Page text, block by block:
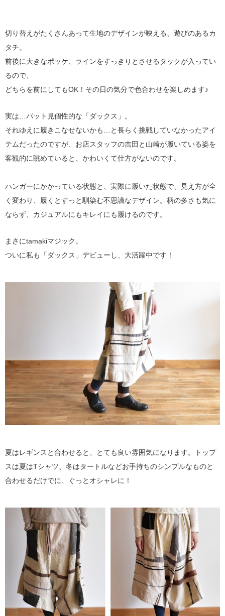
切り替えがたくさんあって生地のデザインが映える、遊びのあるカ
タチ。
前後に大きなポッケ、ラインをすっきりとさせるタックが入ってい
るので、
どちらを前にしてもOK！その日の気分で色合わせを楽しめます♪
実は…パット見個性的な「ダックス」。
それゆえに履きこなせないかも…と長らく挑戦していなかったアイ
テムだったのですが、お店スタッフの吉田と山崎が履いている姿を
客観的に眺めていると、かわいくて仕方がないのです。
ハンガーにかかっている状態と、実際に履いた状態で、見え方が全
く変わり、履くとすっと馴染む不思議なデザイン。柄の多さも気に
ならず、カジュアルにもキレイにも履けるのです。
まさにtamakiマジック。
ついに私も「ダックス」デビューし、大活躍中です！
夏はレギンスと合わせると、とても良い雰囲気になります。トップ
スは夏はTシャツ、冬はタートルなどお手持ちのシンプルなものと
合わせるだけでに、ぐっとオシャレに！